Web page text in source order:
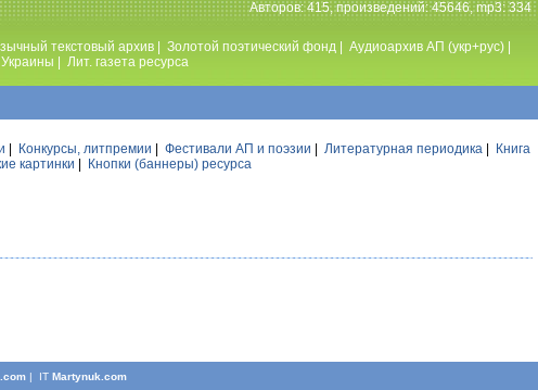
Авторов: 415, произведений: 45646, mp3: 334
текстовый архив Золотой поэтический фонд Аудиоархив АП (укр+рус)
Лит. газета ресурса
Конкурсы, литпремии Фестивали АП и поэзии Литературная периодика
Книга
картинки Кнопки (баннеры) ресурса
| ITMartynuk.com